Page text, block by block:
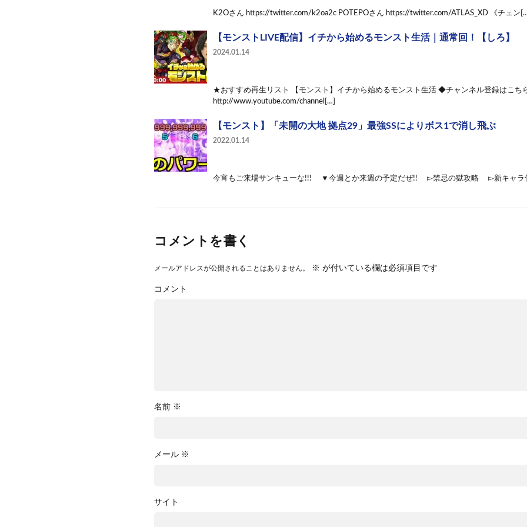
K2Oさん https://twitter.com/k2oa2c POTEPOさん https://twitter.com/ATLAS_XD 《チェン
【モンストLIVE配信】イチから始めるモンスト生活｜通常回！【しろ】
2024.01.14
★おすすめ再生リスト 【モンスト】イチから始めるモンスト生活 ◆チャンネル登録はこち
http://www.youtube.com/channel[…]
【モンスト】「未開の大地 拠点29」最強SSによりボス1で消し飛ぶ
2022.01.14
今宵もご来場サンキューな!!! ▼今週とか来週の予定だぜ!! ▻禁忌の獄攻略 ▻新キャラ
コメントを書く
メールアドレスが公開されることはありません。 ※ が付いている欄は必須項目です
コメント
名前 ※
メール ※
サイト